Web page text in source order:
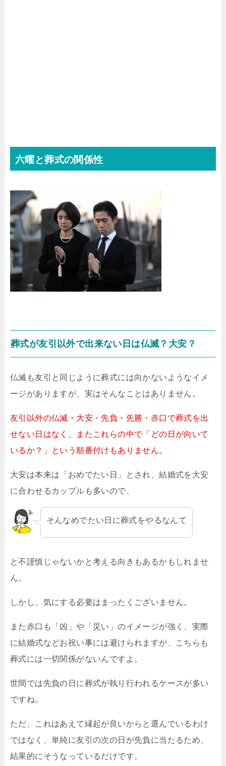
六曜と葬式の関係性
葬式が友引以外で出来ない日は仏滅？大安？
仏滅も友引と同じように葬式には向かないようなイメ
ージがありますが、実はそんなことはありません。
友引以外の仏滅・大安・先負・先勝・赤口で葬式を出
せない日はなく、またこれらの中で「どの日が向いて
いるか？」という順番付けもありません。
大安は本来は「おめでたい日」とされ、結婚式を大安
に合わせるカップルも多いので、
そんなめでたい日に葬式をやるなんて
と不謹慎じゃないかと考える向きもあるかもしれませ
ん。
しかし、気にする必要はまったくございません。
また赤口も「凶」や「災い」のイメージが強く、実際
に結婚式などお祝い事には避けられますが、こちらも
葬式には一切関係がないんですよ。
世間では先負の日に葬式が執り行われるケースが多い
ですね。
ただ、これはあえて縁起が良いからと選んでいるわけ
ではなく、単純に友引の次の日が先負に当たるため、
結果的にそうなっているだけです。